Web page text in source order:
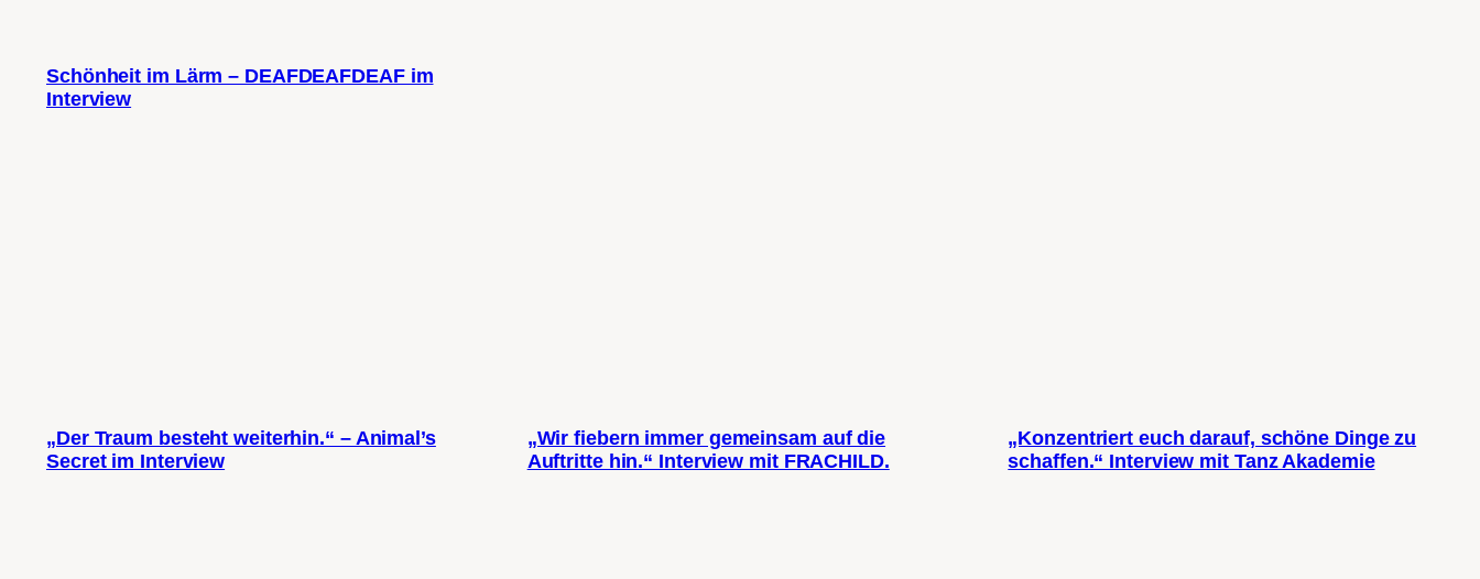
Schönheit im Lärm – DEAFDEAFDEAF im
Interview
„Der Traum besteht weiterhin.“ – Animal’s
Secret im Interview
„Wir fiebern immer gemeinsam auf die
Auftritte hin.“ Interview mit FRACHILD.
„Konzentriert euch darauf, schöne Dinge zu
schaffen.“ Interview mit Tanz Akademie